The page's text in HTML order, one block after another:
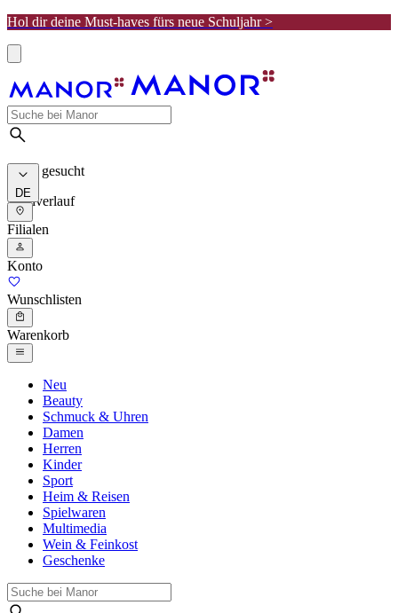
Hol dir deine Must-haves fürs neue Schuljahr >
Meist gesucht
Suchverlauf
DE
Filialen
Konto
Wunschlisten
Warenkorb
Neu
Beauty
Schmuck & Uhren
Damen
Herren
Kinder
Sport
Heim & Reisen
Spielwaren
Multimedia
Wein & Feinkost
Geschenke